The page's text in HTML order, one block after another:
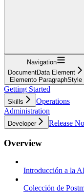
Navigation
DocumentData Element
Elemento ParagraphStyle
Getting Started
Skills
Operations
Administration
Developer Release
Overview
Introducción a la
Colección de